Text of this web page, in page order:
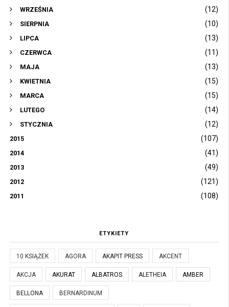
WRZEŚNIA (12)
SIERPNIA (10)
LIPCA (13)
CZERWCA (11)
MAJA (13)
KWIETNIA (15)
MARCA (15)
LUTEGO (14)
STYCZNIA (12)
2015 (107)
2014 (41)
2013 (49)
2012 (121)
2011 (108)
ETYKIETY
10 KSIĄŻEK AGORA AKAPIT PRESS AKCENT
AKCJA AKURAT ALBATROS ALETHEIA AMBER
BELLONA BERNARDINUM